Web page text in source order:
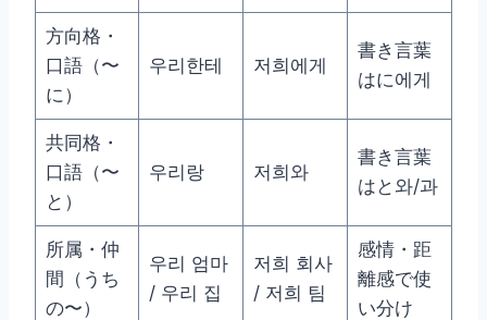
方向格・
口語（〜
に）
우리한테 저희에게
書き言葉
はに에게
共同格・
口語（〜
と）
우리랑 저희와
書き言葉
はと와/과
所属・仲
間（うち
の〜）
우리 엄마
/ 우리 집
저희 회사
/ 저희 팀
感情・距
離感で使
い分け